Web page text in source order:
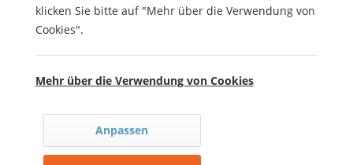
klicken Sie bitte auf "Mehr über die Verwendung von
Cookies".
Mehr über die Verwendung von Cookies
Anpassen